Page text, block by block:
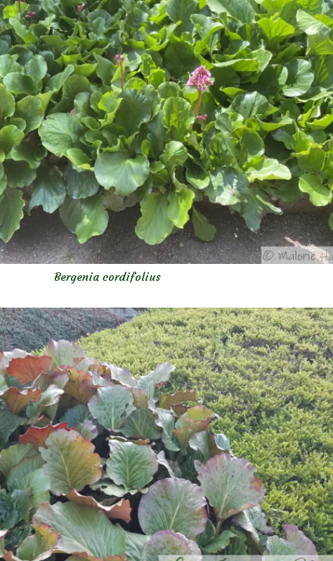
Bergenia cordifolius